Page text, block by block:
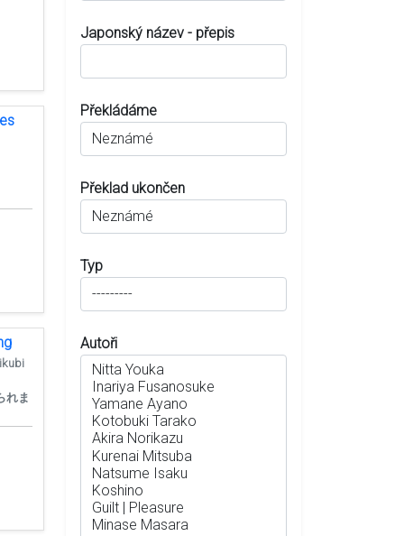
れま
Japonský název - přepis
Překládáme
Překlad ukončen
Typ
Autoři